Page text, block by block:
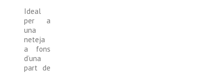
Ideal
per a
una
neteja
a fons
d’una
part de